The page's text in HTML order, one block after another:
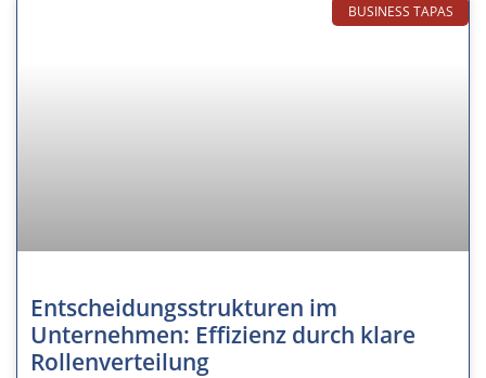
BUSINESS TAPAS
Entscheidungsstrukturen im
Unternehmen: Effizienz durch klare
Rollenverteilung